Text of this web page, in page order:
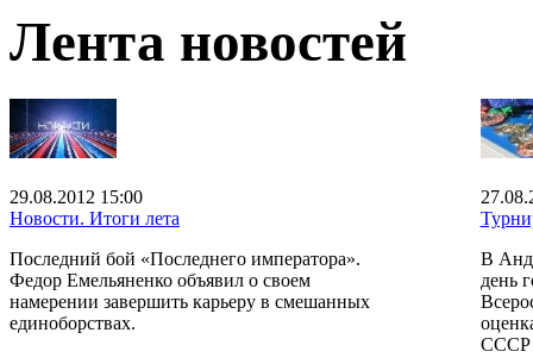
Лента новостей
29.08.2012 15:00
Новости. Итоги лета
Последний бой «Последнего императора».
Федор Емельяненко объявил о своем
намерении завершить карьеру в смешанных
единоборствах.
В
день
СССР